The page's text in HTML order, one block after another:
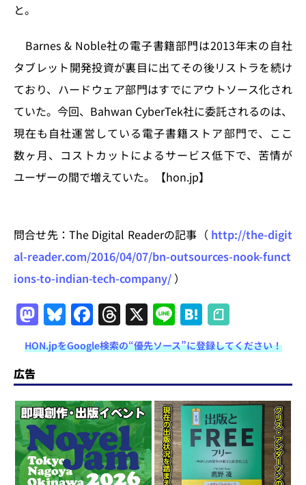
と。
Barnes & Noble社の電子書籍部門は2013年末の自社
タブレット開発投資が裏目に出てその後リストラを続け
ており、ハードウェア部門はすでにアウトソース化され
ていた。今回、Bahwan CyberTek社に委託されるのは、
現在も自社運営している電子書籍ストア部門で、ここ
数ヶ月、コストカットによるサービス低下で、苦情が
ユーザーの間で増えていた。【hon.jp】
問合せ先：The Digital Readerの記事（ http://the-digit
al-reader.com/2016/04/07/bn-outsources-nook-funct
ions-to-indian-tech-company/ ）
M
a
st
o
d
o
n
Bl
u
e
s
k
y
F
a
c
e
b
o
o
k
T
h
re
a
d
s
X Li
n
e
H
at
e
n
a
HON.jpをGoogle検索の“優先ソース”に登録してください！
広告